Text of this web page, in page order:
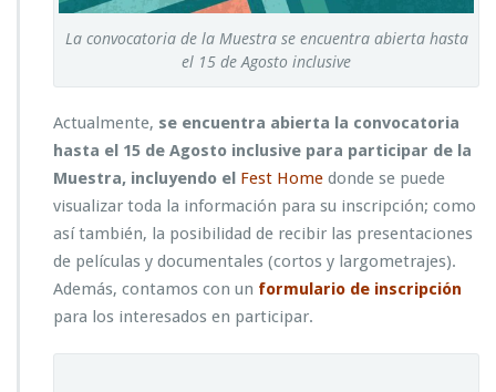
La convocatoria de la Muestra se encuentra abierta hasta
el 15 de Agosto inclusive
Actualmente, se encuentra abierta la convocatoria
hasta el 15 de Agosto inclusive para participar de la
Muestra, incluyendo el Fest Home donde se puede
visualizar toda la información para su inscripción; como
así también, la posibilidad de recibir las presentaciones
de películas y documentales (cortos y largometrajes).
Además, contamos con un formulario de inscripción
para los interesados en participar.